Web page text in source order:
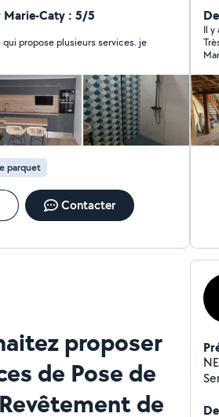
Marie-Caty : 5/5
propose plusieurs services. je
parquet
Contacter
de sol - pose
Il y
proposer
de Pose de
de